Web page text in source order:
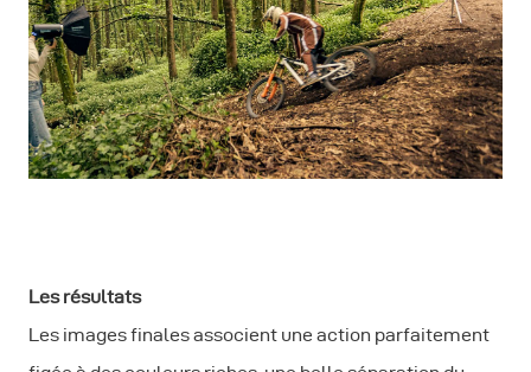
Les résultats
Les images finales associent une action parfaitement